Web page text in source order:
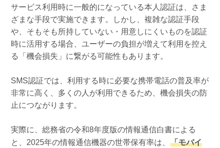
サービス利用時に一般的になっている本人認証は、さま
ざまな手段で実施できます。しかし、複雑な認証手段
や、そもそも所持していない・用意しにくいものを認証
時に活用する場合、ユーザーの負担が増えて利用を控え
る「機会損失」に繋がる可能性もあります。
SMS認証では、利用する時に必要な携帯電話の普及率が
非常に高く、多くの人が利用できるため、機会損失の防
止につながります。
実際に、総務省の令和8年度版の情報通信白書による
と、2025年の情報通信機器の世帯保有率は、 「モバイ